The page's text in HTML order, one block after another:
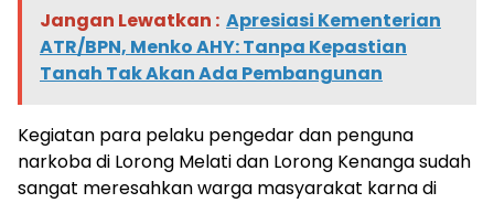
Jangan Lewatkan : Apresiasi Kementerian
ATR/BPN, Menko AHY: Tanpa Kepastian
Tanah Tak Akan Ada Pembangunan
Kegiatan para pelaku pengedar dan penguna
narkoba di Lorong Melati dan Lorong Kenanga sudah
sangat meresahkan warga masyarakat karna di